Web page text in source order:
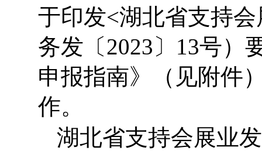
于印发<湖北省支持
务发〔2023〕13号）
申报指南》（见附件
作。
湖北省支持会展业